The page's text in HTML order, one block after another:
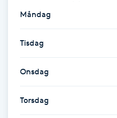
Gel naglar
Gelenaglar
Gellack
Måndag
Tisdag
Onsdag
Torsdag